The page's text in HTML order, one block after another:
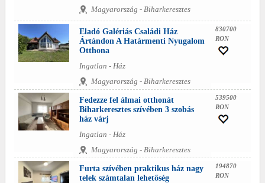
Magyarország - Biharkeresztes
Eladó Galériás Családi Ház
Ártándon A Határmenti Nyugalom
Otthona
Ingatlan - Ház
Magyarország - Biharkeresztes
830700
RON
Fedezze fel álmai otthonát
Biharkeresztes szívében 3 szobás
ház várj
Ingatlan - Ház
Magyarország - Biharkeresztes
539500
RON
Furta szívében praktikus ház nagy
telek számtalan lehetőség
194870
RON